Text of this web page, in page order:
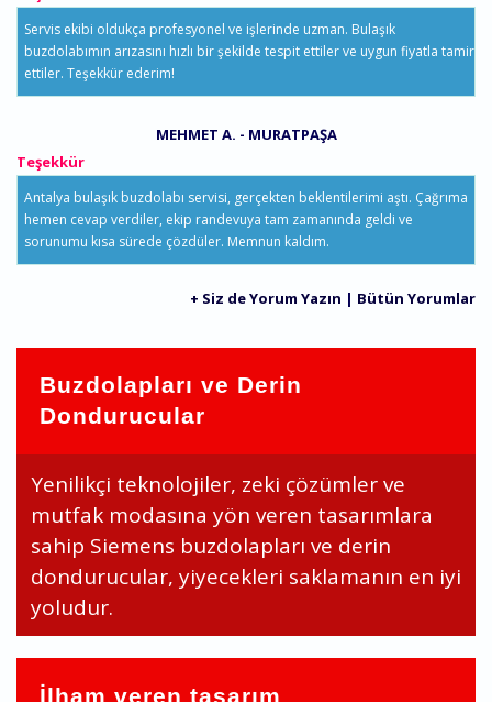
Servis ekibi oldukça profesyonel ve işlerinde uzman. Bulaşık
buzdolabımın arızasını hızlı bir şekilde tespit ettiler ve uygun fiyatla tamir
ettiler. Teşekkür ederim!
MEHMET A. - MURATPAŞA
Teşekkür
Antalya bulaşık buzdolabı servisi, gerçekten beklentilerimi aştı. Çağrıma
hemen cevap verdiler, ekip randevuya tam zamanında geldi ve
sorunumu kısa sürede çözdüler. Memnun kaldım.
+ Siz de Yorum Yazın | Bütün Yorumlar
Buzdolapları ve Derin
Dondurucular
Yenilikçi teknolojiler, zeki çözümler ve
mutfak modasına yön veren tasarımlara
sahip Siemens buzdolapları ve derin
dondurucular, yiyecekleri saklamanın en iyi
yoludur.
İlham veren tasarım